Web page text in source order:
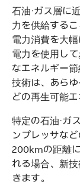
石油・ガス層に
力を供給するこ
電力消費を大
電力を使用し
なエネルギー
技術は、あら
どの再生可能
特定の石油・ガ
ンプレッサな
200kmの距離
れる場合、新
きます。